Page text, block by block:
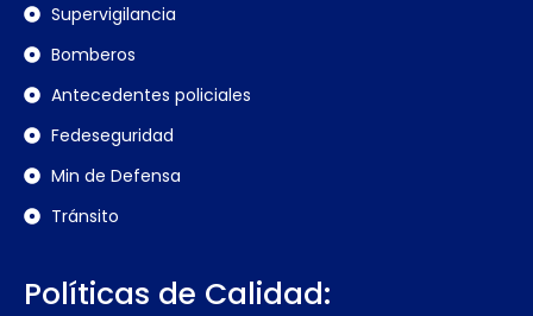
Supervigilancia
Bomberos
Antecedentes policiales
Fedeseguridad
Min de Defensa
Tránsito
Políticas de Calidad: